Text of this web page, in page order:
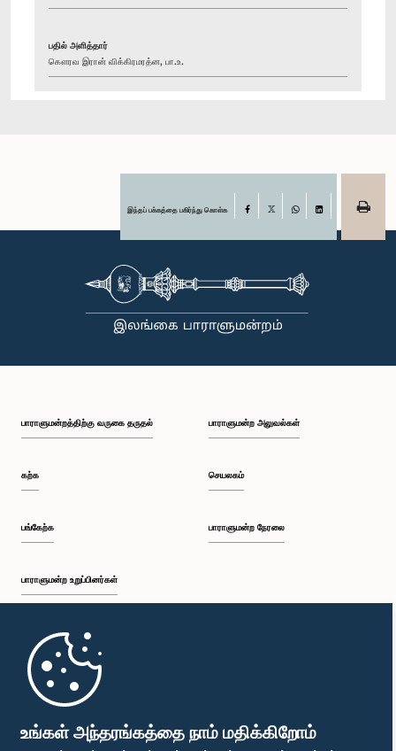
உங்கள் அந்தரங்கத்தை நாம் மதிக்கிறோம்
பதில் அளித்தார்
கௌரவ இரான் விக்கிரமரத்ன, பா.உ.
இந்தப் பக்கத்தை பகிர்ந்து கொள்க Facebook
பாராளுமன்றத்திற்கு வருகை தருதல்
கற்க
பங்கேற்க
பாராளுமன்ற உறுப்பினர்கள்
முதற்பக்கம்
பாராளுமன்ற அலுவல்கள்
செயலகம்
பாராளுமன்ற நேரலை
பாராளுமன்ற கையடக்க செயலி